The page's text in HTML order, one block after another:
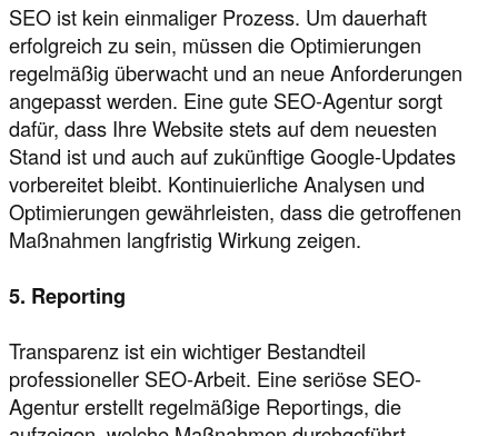
SEO ist kein einmaliger Prozess. Um dauerhaft
erfolgreich zu sein, müssen die Optimierungen
regelmäßig überwacht und an neue Anforderungen
angepasst werden. Eine gute SEO-Agentur sorgt
dafür, dass Ihre Website stets auf dem neuesten
Stand ist und auch auf zukünftige Google-Updates
vorbereitet bleibt. Kontinuierliche Analysen und
Optimierungen gewährleisten, dass die getroffenen
Maßnahmen langfristig Wirkung zeigen.
5. Reporting
Transparenz ist ein wichtiger Bestandteil
professioneller SEO-Arbeit. Eine seriöse SEO-
Agentur erstellt regelmäßige Reportings, die